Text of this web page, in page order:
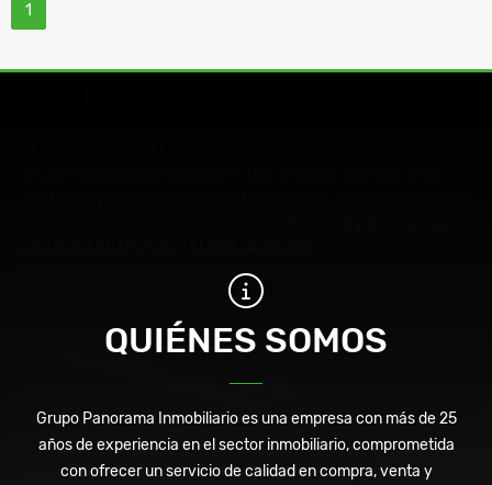
1
QUIÉNES SOMOS
Grupo Panorama Inmobiliario es una empresa con más de 25
años de experiencia en el sector inmobiliario, comprometida
con ofrecer un servicio de calidad en compra, venta y